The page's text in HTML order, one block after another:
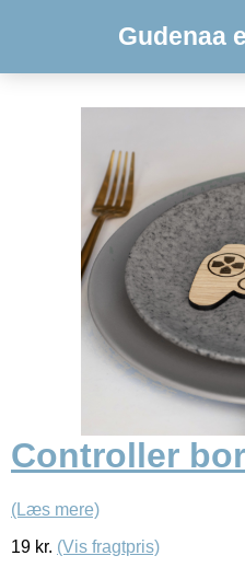
Gudenaa
Controller
(Læs mere)
19 kr. (Vis fragtpris)